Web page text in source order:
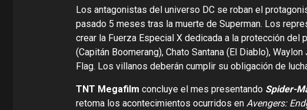
Los antagonistas del universo DC se roban el
pasado 5 meses tras la muerte de Superman. Los
crear la Fuerza Especial X dedicada a la protección del
(Capitán Boomerang), Chato Santana (El Diablo),
Flag. Los villanos deberán cumplir su obligación de
TNT Megafilm concluye el mes presentando Spider-
retoma los acontecimientos ocurridos en Avengers: